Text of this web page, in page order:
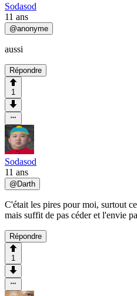
Sodasod
11 ans
@anonyme
aussi
Répondre
1
Sodasod
11 ans
@ Darth
C'était les pires pour moi, surtout
mais suffit de pas céder et l'envie
Répondre
1